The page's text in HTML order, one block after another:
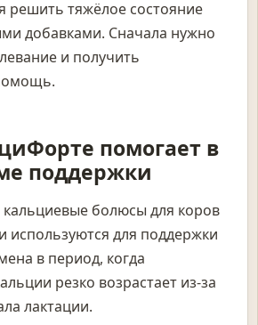
решить тяжёлое состояние
добавками. Сначала нужно
и получить
помогает в
поддержки
болюсы для коров
используются для поддержки
в период, когда
резко возрастает из-за
лактации.